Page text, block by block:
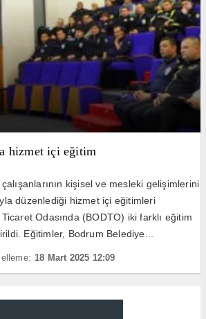
hizmet içi eğitim
kişisel ve mesleki gelişimlerini
düzenlediği hizmet içi eğitimleri
Odasında (BODTO) iki farklı eğitim
Eğitimler, Bodrum Belediye...
18 Mart 2025 12:09